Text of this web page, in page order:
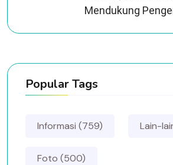
Mendukung
Popular Tags
Informasi (759) Lain-
Foto (500)